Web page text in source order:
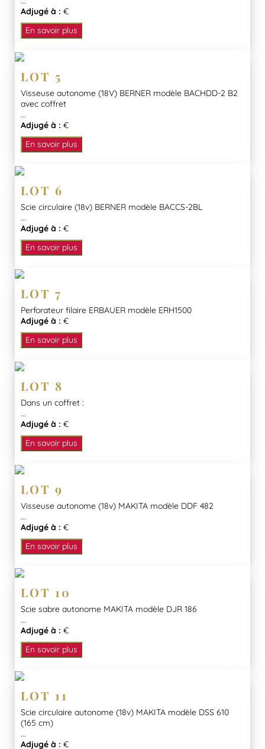
Adjugé à : €
En savoir plus
LOT 5
Visseuse autonome (18V) BERNER modèle BACHDD-2 B2
avec coffret
...
Adjugé à : €
En savoir plus
LOT 6
Scie circulaire (18v) BERNER modèle BACCS-2BL
...
Adjugé à : €
En savoir plus
LOT 7
Perforateur filaire ERBAUER modèle ERH1500
Adjugé à : €
En savoir plus
LOT 8
Dans un coffret :
...
Adjugé à : €
En savoir plus
LOT 9
Visseuse autonome (18v) MAKITA modèle DDF 482
...
Adjugé à : €
En savoir plus
LOT 10
Scie sabre autonome MAKITA modèle DJR 186
...
Adjugé à : €
En savoir plus
LOT 11
Scie circulaire autonome (18v) MAKITA modèle DSS 610
(165 cm)
...
Adjugé à : €